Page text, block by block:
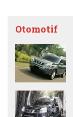
Otomotif